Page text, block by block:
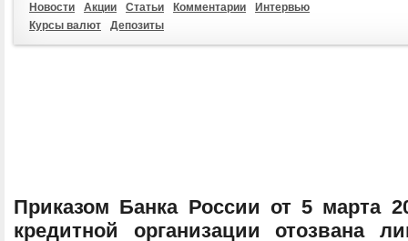
Новости Акции Статьи Комментарии
Интервью
Курсы валют
Депозиты
Приказом Банка России от 5 марта
кредитной организации отозвана